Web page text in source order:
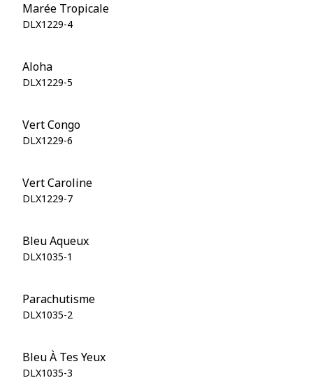
Marée Tropicale
DLX1229-4
Aloha
DLX1229-5
Vert Congo
DLX1229-6
Vert Caroline
DLX1229-7
Bleu Aqueux
DLX1035-1
Parachutisme
DLX1035-2
Bleu À Tes Yeux
DLX1035-3